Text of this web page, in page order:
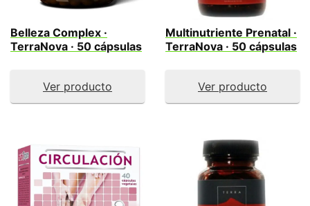
Belleza Complex ·
TerraNova · 50 cápsulas
Ver producto
Multinutriente Prenatal ·
TerraNova · 50 cápsulas
Ver producto